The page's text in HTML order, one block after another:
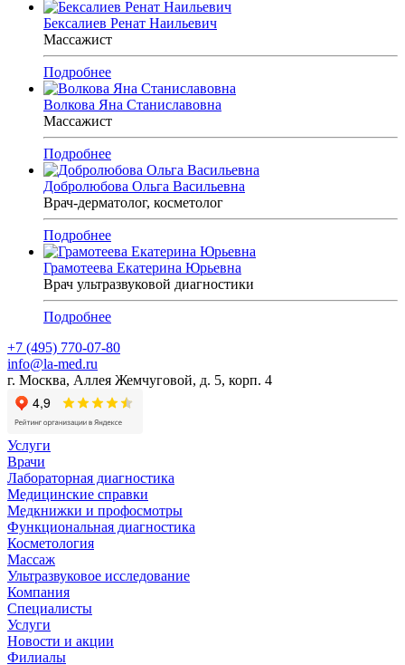
Бексалиев Ренат Наильевич
Массажист
Подробнее
Волкова Яна Станиславовна
Массажист
Подробнее
Добролюбова Ольга Васильевна
Врач-дерматолог, косметолог
Подробнее
Грамотеева Екатерина Юрьевна
Врач ультразвуковой диагностики
Подробнее
+7 (495) 770-07-80
info@la-med.ru
г. Москва, Аллея Жемчуговой, д. 5, корп. 4
Услуги
Врачи
Лабораторная диагностика
Медицинские справки
Медкнижки и профосмотры
Функциональная диагностика
Косметология
Массаж
Ультразвуковое исследование
Компания
Специалисты
Услуги
Новости и акции
Филиалы